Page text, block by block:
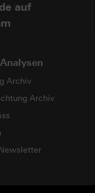
auf
Archiv
Archiv